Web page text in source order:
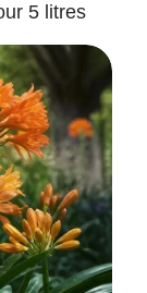
5 litres